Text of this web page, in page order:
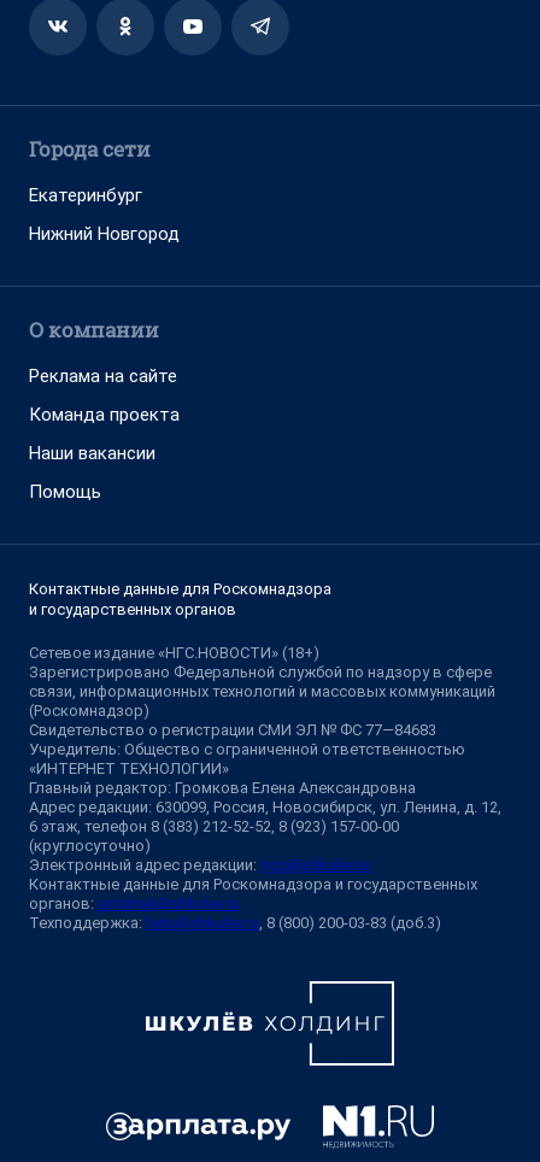
Города сети
Екатеринбург
Нижний Новгород
О компании
Реклама на сайте
Команда проекта
Наши вакансии
Помощь
Контактные данные для Роскомнадзора
и государственных органов
Сетевое издание «НГС.НОВОСТИ» (18+)
Зарегистрировано Федеральной службой по надзору в сфере
связи, информационных технологий и массовых коммуникаций
(Роскомнадзор)
Свидетельство о регистрации СМИ ЭЛ № ФС 77—84683
Учредитель: Общество с ограниченной ответственностью
«ИНТЕРНЕТ ТЕХНОЛОГИИ»
Главный редактор: Громкова Елена Александровна
Адрес редакции: 630099, Россия, Новосибирск, ул. Ленина, д. 12,
6 этаж, телефон 8 (383) 212-52-52, 8 (923) 157-00-00
(круглосуточно)
Электронный адрес редакции: ngs@shkulev.ru
Контактные данные для Роскомнадзора и государственных
органов: juristnsk@shkulev.ru
Техподдержка: help@shkulev.ru, 8 (800) 200-03-83 (доб.3)